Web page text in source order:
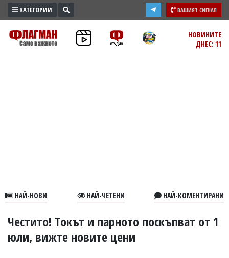
ПРОМО
ЗОНА
В
УКРАЙНА
КАТЕГОРИИ ВАШИЯТ СИГНАЛ
НОВИНИТЕ
ДНЕС: 11
НАЙ-НОВИ НАЙ-ЧЕТЕНИ НАЙ-КОМЕНТИРАНИ
Честито! Токът и парното поскъпват от 1
юли, вижте новите цени